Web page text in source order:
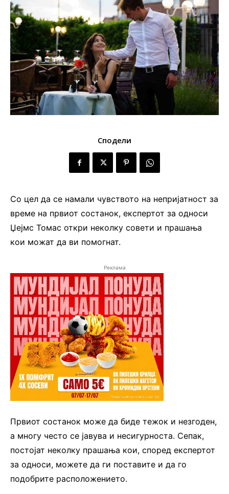
Сподели
Со цел да се намали чувството на непријатност за
време на првиот состанок, експертот за односи
Џејмс Томас откри неколку совети и прашања
кои можат да ви помогнат.
Реклама
Првиот состанок може да биде тежок и незгоден,
а многу често се јавува и несигурноста. Сепак,
постојат неколку прашања кои, според експертот
за односи, можете да ги поставите и да го
подобрите расположението.